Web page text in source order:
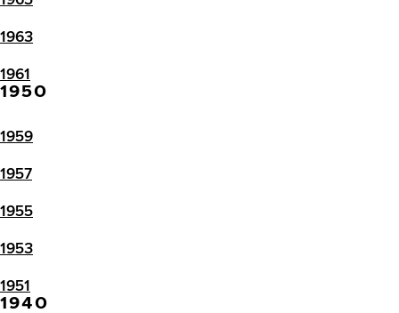
1963
1961
1950
1959
1957
1955
1953
1951
1940